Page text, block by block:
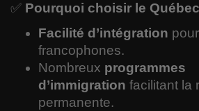
✅ Pourquoi choisir le
Facilité d’intégration
francophones.
Nombreux programmes
d’immigration facilitant la
permanente.